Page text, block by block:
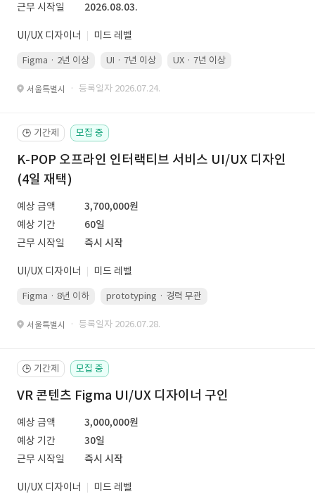
근무 시작일
2026.08.03.
UI/UX 디자이너 미드 레벨
Figma · 2년 이상 UI · 7년 이상 UX · 7년 이상
서울특별시 · 등록일자 2026.07.24.
🕒 기간제 모집 중
K-POP 오프라인 인터랙티브 서비스 UI/UX 디자인
(4일 재택)
예상 금액
3,700,000원
예상 기간
60일
근무 시작일
즉시 시작
UI/UX 디자이너 미드 레벨
Figma · 8년 이하 prototyping · 경력 무관
서울특별시 · 등록일자 2026.07.28.
🕒 기간제 모집 중
VR 콘텐츠 Figma UI/UX 디자이너 구인
예상 금액
3,000,000원
예상 기간
30일
근무 시작일
즉시 시작
UI/UX 디자이너 미드 레벨